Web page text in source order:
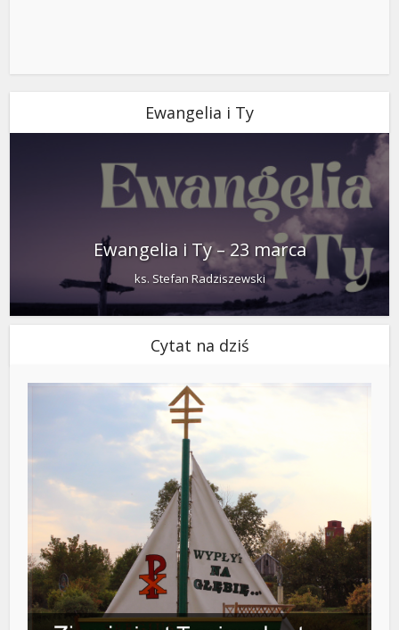
Ewangelia i Ty
Ewangelia i Ty – 23 marca
ks. Stefan Radziszewski
Cytat na dziś